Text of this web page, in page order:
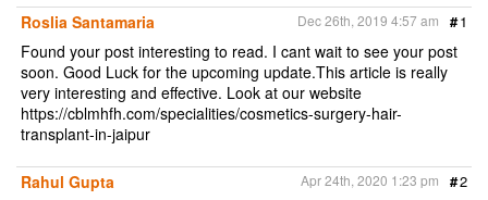
o
o
k
e
r
Roslia Santamaria
#1
Dec 26th, 2019 4:57 am
Found your post interesting to read. I cant wait to see your post
soon. Good Luck for the upcoming update.This article is really
very interesting and effective. Look at our website
https://cblmhfh.com/specialities/cosmetics-surgery-hair-
transplant-in-jaipur
Rahul Gupta #2
Apr 24th, 2020 1:23 pm